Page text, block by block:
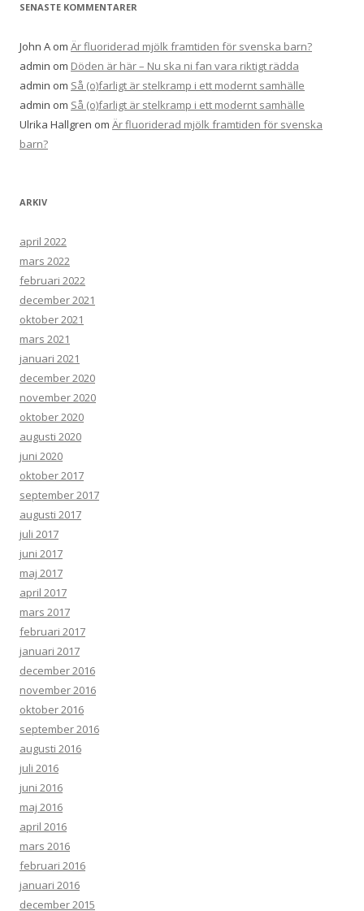
SENASTE KOMMENTARER
John A om Är fluoriderad mjölk framtiden för svenska barn?
admin om Döden är här – Nu ska ni fan vara riktigt rädda
admin om Så (o)farligt är stelkramp i ett modernt samhälle
admin om Så (o)farligt är stelkramp i ett modernt samhälle
Ulrika Hallgren om Är fluoriderad mjölk framtiden för svenska
barn?
ARKIV
april 2022
mars 2022
februari 2022
december 2021
oktober 2021
mars 2021
januari 2021
december 2020
november 2020
oktober 2020
augusti 2020
juni 2020
oktober 2017
september 2017
augusti 2017
juli 2017
juni 2017
maj 2017
april 2017
mars 2017
februari 2017
januari 2017
december 2016
november 2016
oktober 2016
september 2016
augusti 2016
juli 2016
juni 2016
maj 2016
april 2016
mars 2016
februari 2016
januari 2016
december 2015